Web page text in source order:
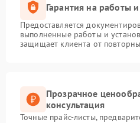
Гарантия на работы и
Предоставляется
выполненные работы и
защищает клиента от
Прозрачное
консультация
Точные прайс-листы,